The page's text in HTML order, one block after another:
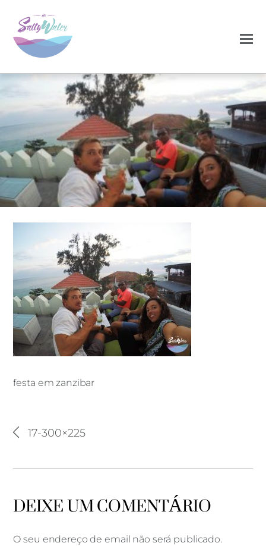
NOVEMBRO 27, 2020
17-300×225
festa em zanzibar
17-300×225
DEIXE UM COMENTÁRIO
O seu endereço de email não será publicado.